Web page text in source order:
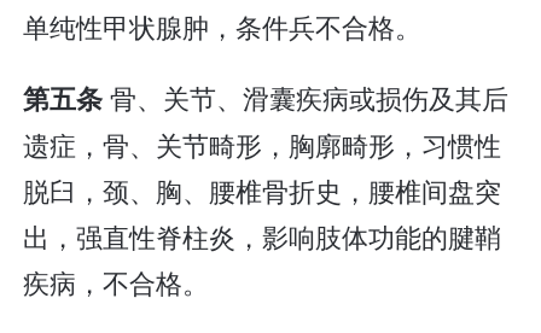
单纯性甲状腺肿，条件兵不合格。
第五条骨、关节、滑囊疾病或损伤及其后
遗症，骨、关节畸形，胸廓畸形，习惯性
脱臼，颈、胸、腰椎骨折史，腰椎间盘突
出，强直性脊柱炎，影响肢体功能的腱鞘
疾病，不合格。